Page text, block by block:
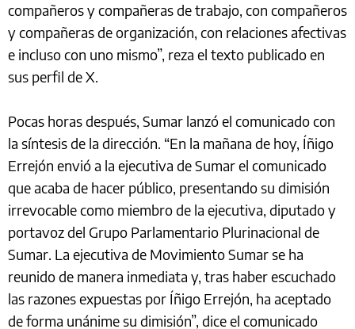
compañeros y compañeras de trabajo, con compañeros
y compañeras de organización, con relaciones afectivas
e incluso con uno mismo”, reza el texto publicado en
sus perfil de X.
Pocas horas después, Sumar lanzó el comunicado con
la síntesis de la dirección. “En la mañana de hoy, Íñigo
Errejón envió a la ejecutiva de Sumar el comunicado
que acaba de hacer público, presentando su dimisión
irrevocable como miembro de la ejecutiva, diputado y
portavoz del Grupo Parlamentario Plurinacional de
Sumar. La ejecutiva de Movimiento Sumar se ha
reunido de manera inmediata y, tras haber escuchado
las razones expuestas por Íñigo Errejón, ha aceptado
de forma unánime su dimisión”, dice el comunicado